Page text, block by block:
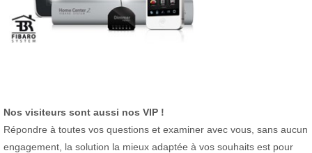
Nos visiteurs sont aussi nos VIP !
Répondre à toutes vos questions et examiner avec vous, sans aucun
engagement, la solution la mieux adaptée à vos souhaits est pour